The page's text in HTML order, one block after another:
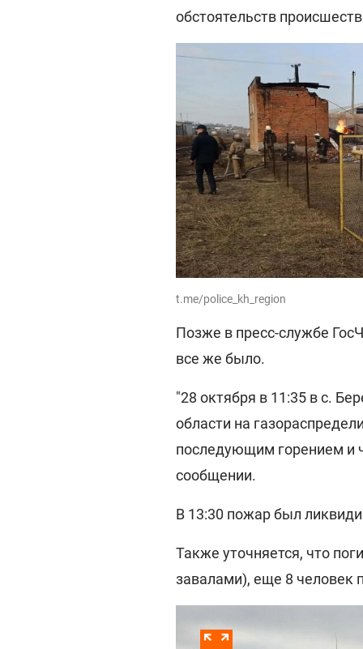
обстоятельств
t.me/police_kh_region
Позже в пресс-службе
все же было.
"28 октября в 11:35 в с.
области на
последующим горением и
сообщении.
В 13:30 пожар был
Также уточняется, что
завалами), еще 8 человек